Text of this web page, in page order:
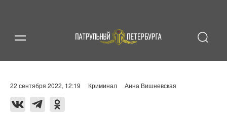
22 сентября 2022, 12:19 Криминал Анна Вишневская